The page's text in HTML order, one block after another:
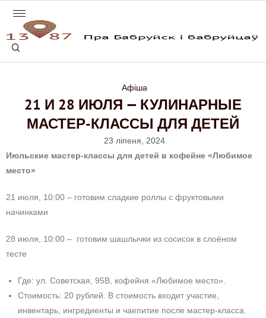
Афіша
21 И 28 ИЮЛЯ — КУЛИНАРНЫЕ
МАСТЕР-КЛАССЫ ДЛЯ ДЕТЕЙ
23 ліпеня, 2024
Июльские мастер-классы для детей в кофейне «Любимое
место»
21 июля, 10:00 – готовим сладкие роллы с фруктовыми
начинками
28 июля, 10:00 – готовим шашлычки из сосисок в слоёном
тесте
Где: ул. Советская, 95В, кофейня «Любимое место».
Стоимость: 20 рублей. В стоимость входит участие,
инвентарь, ингредиенты и чаепитие после мастер-класса.